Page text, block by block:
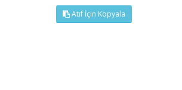
Atıf İçin Kopyala